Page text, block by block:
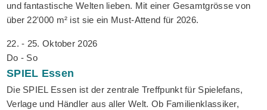
und fantastische Welten lieben. Mit einer Gesamtgrösse von
über 22'000 m² ist sie ein Must-Attend für 2026.
22. - 25. Oktober 2026
Do - So
SPIEL Essen
Die SPIEL Essen ist der zentrale Treffpunkt für Spielefans,
Verlage und Händler aus aller Welt. Ob Familienklassiker,